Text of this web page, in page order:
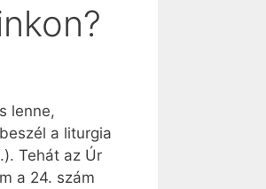
lenne,
a liturgia
Tehát az Úr
a 24. szám